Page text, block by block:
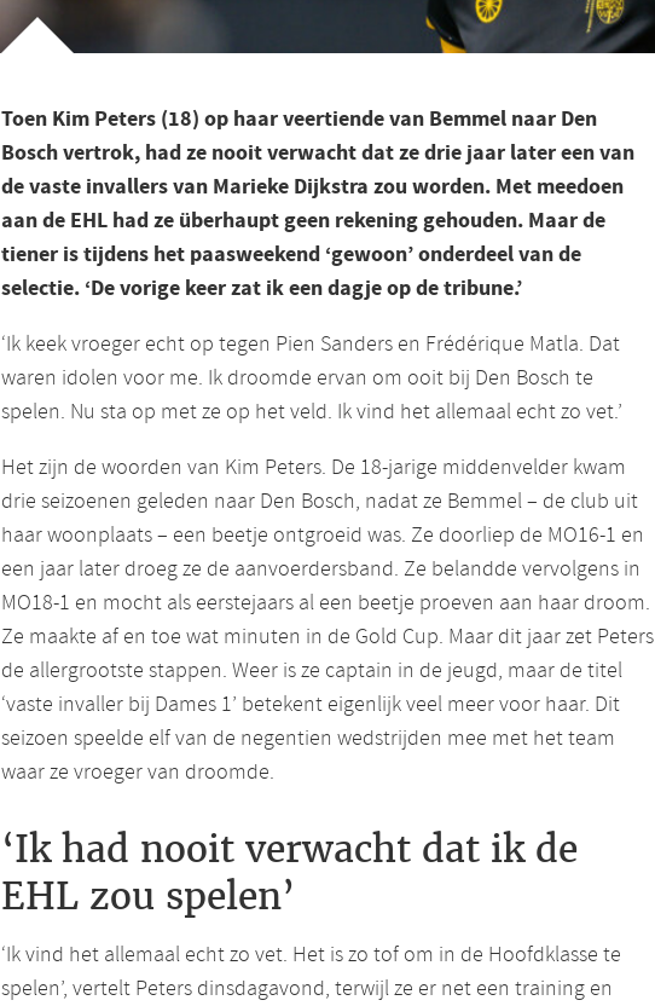
Toen Kim Peters (18) op haar veertiende van Bemmel naar Den
Bosch vertrok, had ze nooit verwacht dat ze drie jaar later een van
de vaste invallers van Marieke Dijkstra zou worden. Met meedoen
aan de EHL had ze überhaupt geen rekening gehouden. Maar de
tiener is tijdens het paasweekend ‘gewoon’ onderdeel van de
selectie. ‘De vorige keer zat ik een dagje op de tribune.’
‘Ik keek vroeger echt op tegen Pien Sanders en Frédérique Matla. Dat
waren idolen voor me. Ik droomde ervan om ooit bij Den Bosch te
spelen. Nu sta op met ze op het veld. Ik vind het allemaal echt zo vet.’
Het zijn de woorden van Kim Peters. De 18-jarige middenvelder kwam
drie seizoenen geleden naar Den Bosch, nadat ze Bemmel – de club uit
haar woonplaats – een beetje ontgroeid was. Ze doorliep de MO16-1 en
een jaar later droeg ze de aanvoerdersband. Ze belandde vervolgens in
MO18-1 en mocht als eerstejaars al een beetje proeven aan haar droom.
Ze maakte af en toe wat minuten in de Gold Cup. Maar dit jaar zet Peters
de allergrootste stappen. Weer is ze captain in de jeugd, maar de titel
‘vaste invaller bij Dames 1’ betekent eigenlijk veel meer voor haar. Dit
seizoen speelde elf van de negentien wedstrijden mee met het team
waar ze vroeger van droomde.
‘Ik had nooit verwacht dat ik de
EHL zou spelen’
‘Ik vind het allemaal echt zo vet. Het is zo tof om in de Hoofdklasse te
spelen’, vertelt Peters dinsdagavond, terwijl ze er net een training en